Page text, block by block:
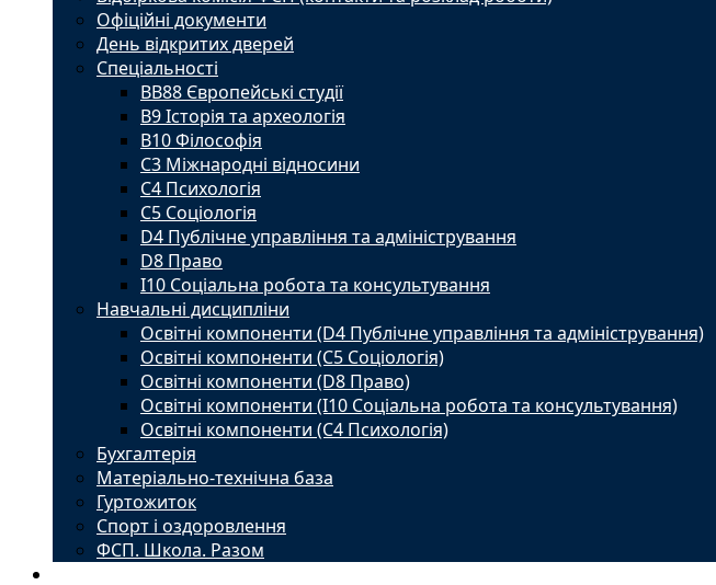
Офіційні документи
День відкритих дверей
Спеціальності
BВ88 Європейські студії
B9 Історія та археологія
B10 Філософія
C3 Міжнародні відносини
C4 Психологія
С5 Соціологія
D4 Публічне управління та адміністрування
D8 Право
I10 Соціальна робота та консультування
Навчальні дисципліни
Освітні компоненти (D4 Публічне управління та адміністрування)
Освітні компоненти (С5 Соціологія)
Освітні компоненти (D8 Право)
Освітні компоненти (I10 Соціальна робота та консультування)
Освітні компоненти (С4 Психологія)
Бухгалтерія
Матеріально-технічна база
Гуртожиток
Спорт і оздоровлення
ФСП. Школа. Разом